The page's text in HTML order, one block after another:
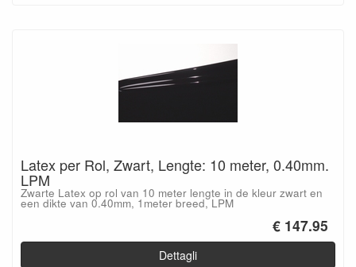
Latex per Rol, Zwart, Lengte: 10 meter, 0.40mm.
LPM
Zwarte Latex op rol van 10 meter lengte in de kleur zwart en
een dikte van 0.40mm, 1meter breed, LPM
€ 147.95
Dettagli